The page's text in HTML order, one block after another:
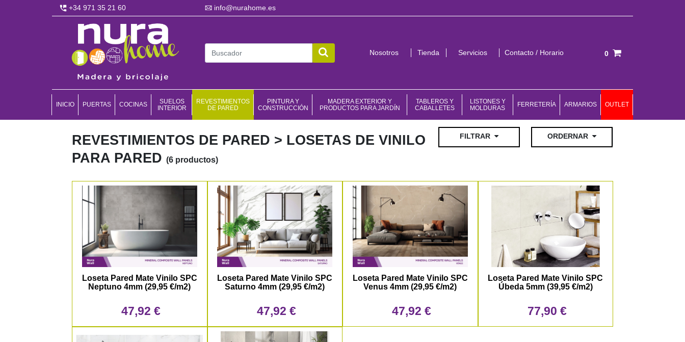
+34 971 35 21 60 info@nurahome.es
Nosotros Tienda Servicios Contacto / Horario 0
VER CESTA
INICIO PUERTAS COCINAS
SUELOS
INTERIOR
REVESTIMIENTOS
DE PARED
PINTURA Y
CONSTRUCCIÓN
MADERA EXTERIOR Y
PRODUCTOS PARA JARDÍN
TABLEROS Y
CABALLETES
LISTONES Y
MOLDURAS
FERRETERÍA ARMARIOS OUTLET
REVESTIMIENTOS DE PARED > LOSETAS DE VINILO
PARA PARED (6 productos)
FILTRAR
Filtrar ORDERNAR
Ordenar por
Loseta Pared Mate Vinilo SPC
Neptuno 4mm (29,95 €/m2)
47,92 €
Loseta Pared Mate Vinilo SPC
Saturno 4mm (29,95 €/m2)
47,92 €
Loseta Pared Mate Vinilo SPC
Venus 4mm (29,95 €/m2)
47,92 €
Loseta Pared Mate Vinilo SPC
Úbeda 5mm (39,95 €/m2)
77,90 €